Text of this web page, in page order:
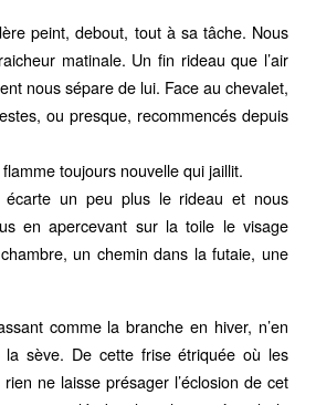
peint, debout, tout à sa tâche. Nous
matinale. Un fin rideau que l’air
nous sépare de lui. Face au chevalet,
ou presque, recommencés depuis
toujours nouvelle qui jaillit.
écarte un peu plus le rideau et nous
en apercevant sur la toile le visage
un chemin dans la futaie, une
comme la branche en hiver, n’en
la sève. De cette frise étriquée où les
ne laisse présager l’éclosion de cet